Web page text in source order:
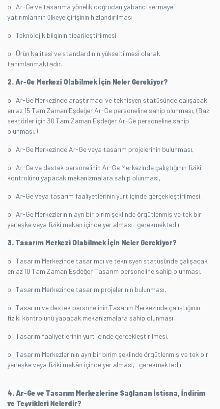
o Ar-Ge ve tasarıma yönelik doğrudan yabancı sermaye
yatırımlarının ülkeye girişinin hızlandırılması
o Teknolojik bilginin ticarileştirilmesi
o Ürün kalitesi ve standardının yükseltilmesi olarak
tanımlanmaktadır.
2. Ar-Ge Merkezi Olabilmek İçin Neler Gerekiyor?
o Ar-Ge Merkezinde araştırmacı ve teknisyen statüsünde çalışacak
en az 15 Tam Zaman Eşdeğer Ar-Ge personeline sahip olunması, (Bazı
sektörler için 30 Tam Zaman Eşdeğer Ar-Ge personeline sahip
olunması,)
o Ar-Ge Merkezinde Ar-Ge veya tasarım projelerinin bulunması,
o Ar-Ge ve destek personelinin Ar-Ge Merkezinde çalıştığının fiziki
kontrolünü yapacak mekanizmalara sahip olunması,
o Ar-Ge veya tasarım faaliyetlerinin yurt içinde gerçekleştirilmesi,
o Ar-Ge Merkezlerinin ayrı bir birim şeklinde örgütlenmiş ve tek bir
yerleşke veya fiziki mekan içinde yer alması gerekmektedir.
3. Tasarım Merkezi Olabilmek İçin Neler Gerekiyor?
o Tasarım Merkezinde tasarımcı ve teknisyen statüsünde çalışacak
en az 10 Tam Zaman Eşdeğer Tasarım personeline sahip olunması,
o Tasarım Merkezinde tasarım projelerinin bulunması,
o Tasarım ve destek personelinin Tasarım Merkezinde çalıştığının
fiziki kontrolünü yapacak mekanizmalara sahip olunması,
o Tasarım faaliyetlerinin yurt içinde gerçekleştirilmesi,
o Tasarım Merkezlerinin ayrı bir birim şeklinde örgütlenmiş ve tek bir
yerleşke veya fiziki mekân içinde yer alması, gerekmektedir.
4. Ar-Ge ve Tasarım Merkezlerine Sağlanan İstisna, İndirim
ve Teşvikleri Nelerdir?